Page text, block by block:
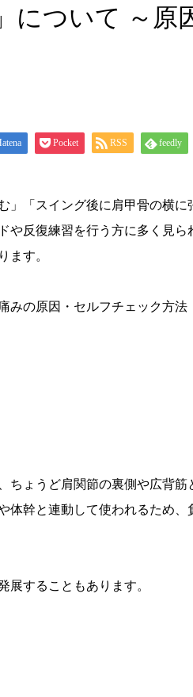
について ～原
Pocket RSS feedly
」「スイング後に肩甲骨の横
や反復練習を行う方に多く見
ます。
みの原因・セルフチェック方
ちょうど肩関節の裏側や広背
体幹と連動して使われるため、
展することもあります。